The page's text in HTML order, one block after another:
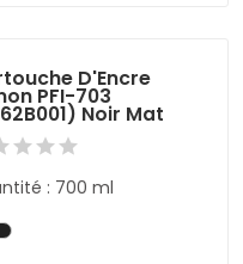
D'Encre
PFI-703
Noir Mat
: 700 ml